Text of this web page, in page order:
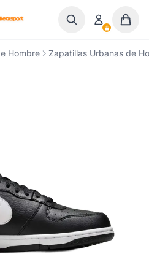
Hombre Zapatillas Urbanas de